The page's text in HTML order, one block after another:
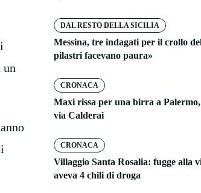
un
DAL RESTO DELLA SICILIA
Messina, tre indagati per il crollo
pilastri facevano paura»
CRONACA
Maxi rissa per una birra a
via Calderai
CRONACA
Villaggio Santa Rosalia: fugge alla
aveva 4 chili di droga